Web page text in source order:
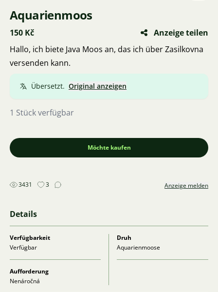
Aquarienmoos
150 Kč
Anzeige teilen
Hallo, ich biete Java Moos an, das ich über Zasilkovna
versenden kann.
Übersetzt. Original anzeigen
1 Stück verfügbar
Möchte kaufen
3431 3 Anzeige melden
Details
Verfügbarkeit
Verfügbar
Druh
Aquarienmoose
Aufforderung
Nenáročná